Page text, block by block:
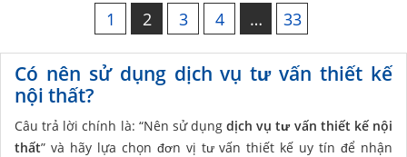
1 2 3 4 … 33
Có nên sử dụng dịch vụ tư vấn thiết kế
nội thất?
Câu trả lời chính là: “Nên sử dụngdịch vụ tư vấn thiết kế nội
thất” và hãy lựa chọn đơn vị tư vấn thiết kế uy tín để nhận